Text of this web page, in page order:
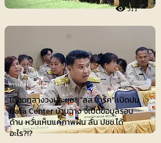
311
เดือดกลางวงประชุม!! “สส.ปาร์ค” เปิดปม
Data Center บ้านฉาง จี้เปิดข้อมูลรอบ
ด้าน หวั่นเห็นแค่ภาพฝัน ลั่น ปชช.ได้
อะไร?!?
การเมือง-การเมืองท้องถิ่น